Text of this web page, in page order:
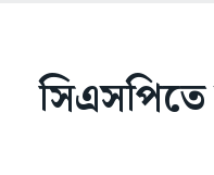
সিএসপিতে